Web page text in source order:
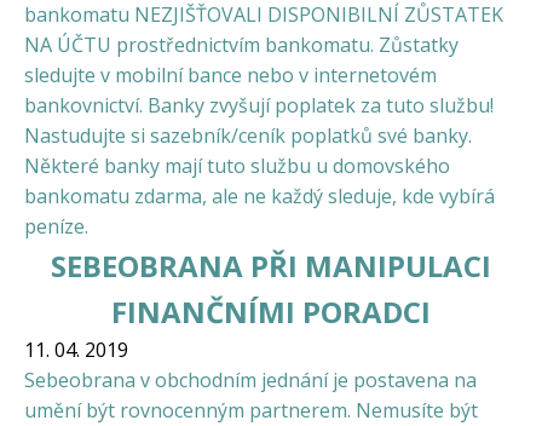
bankomatu NEZJIŠŤOVALI DISPONIBILNÍ ZŮSTATEK
NA ÚČTU prostřednictvím bankomatu. Zůstatky
sledujte v mobilní bance nebo v internetovém
bankovnictví. Banky zvyšují poplatek za tuto službu!
Nastudujte si sazebník/ceník poplatků své banky.
Některé banky mají tuto službu u domovského
bankomatu zdarma, ale ne každý sleduje, kde vybírá
peníze.
SEBEOBRANA PŘI MANIPULACI
FINANČNÍMI PORADCI
11. 04. 2019
Sebeobrana v obchodním jednání je postavena na
umění být rovnocenným partnerem. Nemusíte být